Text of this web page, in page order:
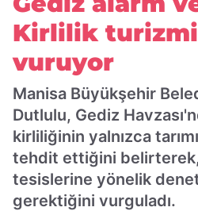
Kirlilik
vuruyor
Manisa Büyükşehir
Dutlulu, Gediz
kirliliğinin yalnızca
tehdit ettiğini
tesislerine yönelik
gerektiğini vurguladı.